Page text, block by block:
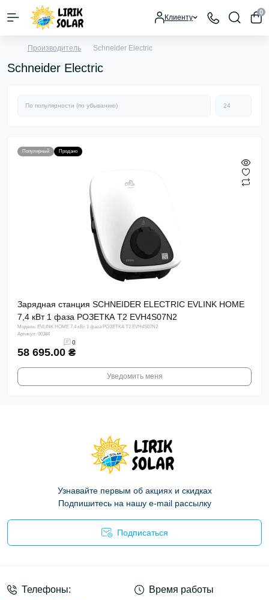
Клиенту
0
Производитель Schneider Electric
Schneider Electric
Популярный Продано
Зарядная станция SCHNEIDER ELECTRIC EVLINK HOME
7,4 кВт 1 фаза РОЗЕТКА T2 EVH4S07N2
Модель: EVLINK HOME 7,4 кВт 1 фаза РОЗЕТКА T2 EVH4S07N2
Артикул: 00384
0
58 695.00 ₴
Уведомить меня
Узнавайте первым об акциях и скидках
Подпишитесь на нашу e-mail рассылку
Подписаться
Телефоны: Время работы